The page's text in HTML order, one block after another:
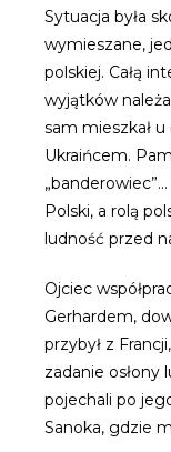
Sytuacja była
wymieszane,
polskiej. Całą
wyjątków
sam mieszkał
Ukraińcem.
Polski, a rolą
ludność przed
Ojciec
Gerhardem,
przybył z
zadanie osłony
pojechali po
Sanoka, gdzie